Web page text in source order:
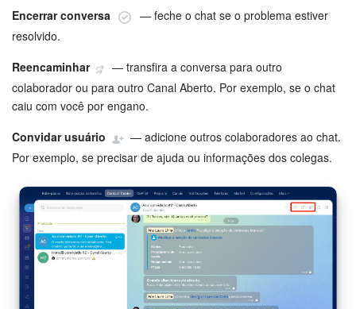
Encerrar conversa
— feche o chat se o problema estiver
resolvido.
Reencaminhar
— transfira a conversa para outro
colaborador ou para outro Canal Aberto. Por exemplo, se o chat
caiu com você por engano.
Convidar usuário
— adicione outros colaboradores ao chat.
Por exemplo, se precisar de ajuda ou informações dos colegas.